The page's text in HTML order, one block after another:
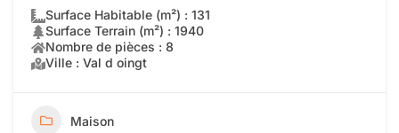
habitables!
Surface Habitable (m²) : 131
Surface Terrain (m²) : 1940
Nombre de pièces : 8
Ville : Val d oingt
Maison